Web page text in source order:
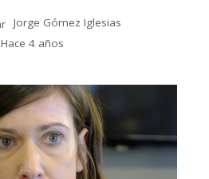
Jorge Gómez Iglesias
Hace 4 años